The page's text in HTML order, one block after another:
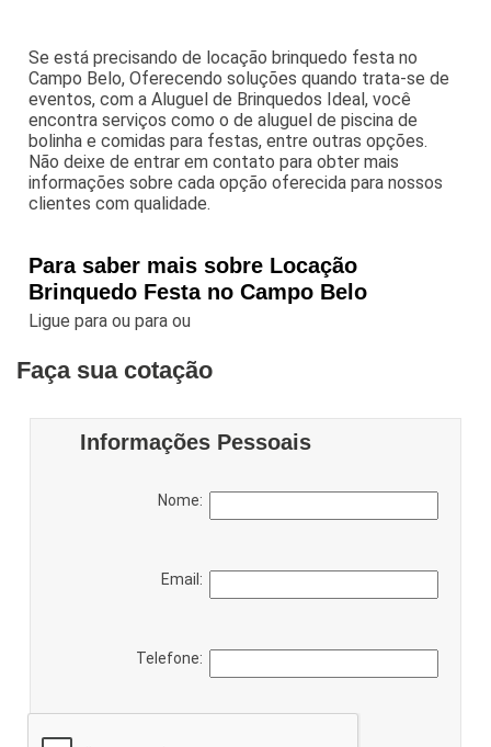
Se está precisando de locação brinquedo festa no
Campo Belo, Oferecendo soluções quando trata-se de
eventos, com a Aluguel de Brinquedos Ideal, você
encontra serviços como o de aluguel de piscina de
bolinha e comidas para festas, entre outras opções.
Não deixe de entrar em contato para obter mais
informações sobre cada opção oferecida para nossos
clientes com qualidade.
Para saber mais sobre Locação
Brinquedo Festa no Campo Belo
Ligue paraou paraou
Faça sua cotação
Informações Pessoais
Nome:
Email:
Telefone: